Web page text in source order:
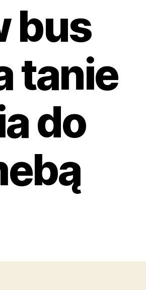
bus
tanie
do